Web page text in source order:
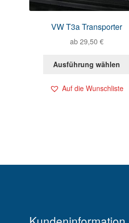
VW T3a Transporter
ab 29,50 €
Ausführung wählen
Auf die Wunschliste